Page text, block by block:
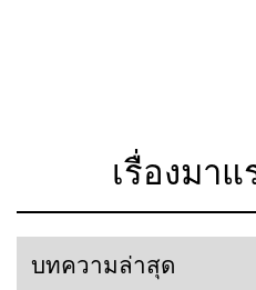
เรื่องมาแ
บทความล่าสุด